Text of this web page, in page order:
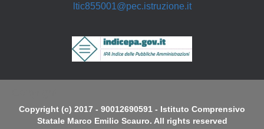
ltic855001@pec.istruzione.it
Copyright (c) 2017 - 90012690591 - Istituto Comprensivo
Statale Marco Emilio Scauro. All rights reserved